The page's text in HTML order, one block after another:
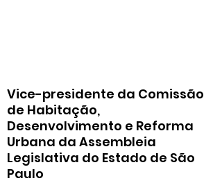
Vice-presidente da Comissão
de Habitação,
Desenvolvimento e Reforma
Urbana da Assembleia
Legislativa do Estado de São
Paulo